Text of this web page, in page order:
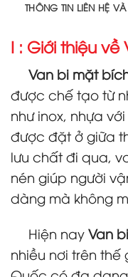
THÔNG TIN LIÊN HỆ
I : Giới thiệu
Van bi mặt
được chế tạo từ
như inox, nhựa
được đặt ở giữa
lưu chất đi qua,
nén giúp người
dàng mà không
Hiện nay Van
nhiều nơi trên thế